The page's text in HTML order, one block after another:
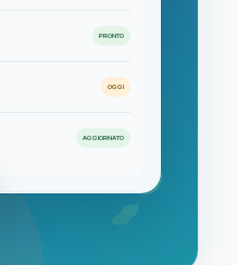
PRONTO
OGGI
AGGIORNATO